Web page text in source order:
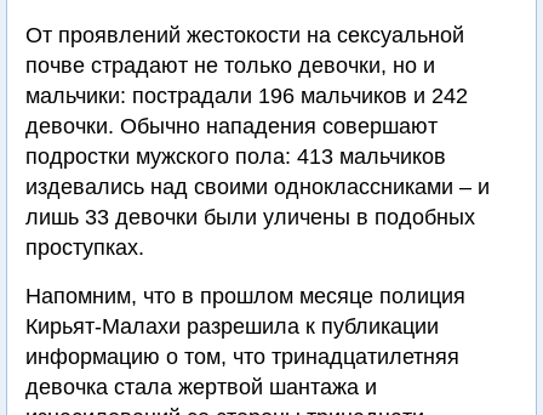
От проявлений жестокости на сексуальной
почве страдают не только девочки, но и
мальчики: пострадали 196 мальчиков и 242
девочки. Обычно нападения совершают
подростки мужского пола: 413 мальчиков
издевались над своими одноклассниками – и
лишь 33 девочки были уличены в подобных
проступках.
Напомним, что в прошлом месяце полиция
Кирьят-Малахи разрешила к публикации
информацию о том, что тринадцатилетняя
девочка стала жертвой шантажа и